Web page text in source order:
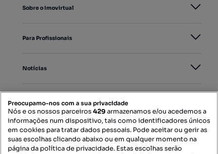
Sobre o Imovirtual
Para Profissionais
Notícias
Mapa do Site
Preocupamo-nos com a sua privacidade
Nós e os nossos parceiros429armazenamos e/ou acedemos a
informações num dispositivo, tais como identificadores únicos
em cookies para tratar dados pessoais. Pode aceitar ou gerir as
suas escolhas clicando abaixo ou em qualquer momento na
página da política de privacidade. Estas escolhas serão